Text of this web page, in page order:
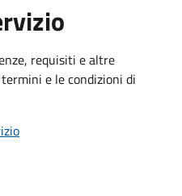
requisiti e altre
e le condizioni di